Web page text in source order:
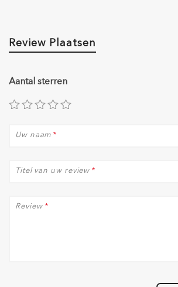
Review Plaatsen
Aantal sterren
*
Uw naam
*
Titel van uw review
*
Review